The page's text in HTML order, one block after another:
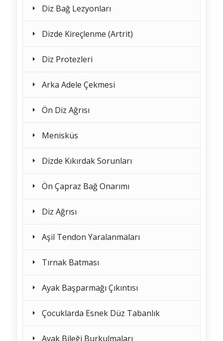
Diz Bağ Lezyonları
Dizde Kireçlenme (Artrit)
Diz Protezleri
Arka Adele Çekmesi
Ön Diz Ağrısı
Menisküs
Dizde Kıkırdak Sorunları
Ön Çapraz Bağ Onarımı
Diz Ağrısı
Aşil Tendon Yaralanmaları
Tırnak Batması
Ayak Başparmağı Çıkıntısı
Çocuklarda Esnek Düz Tabanlık
Ayak Bileği Burkulmaları